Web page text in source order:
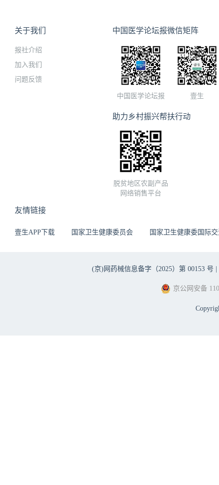
关于我们
报社介绍
加入我们
问题反馈
中国医学论坛报微信矩阵
中国医学论坛报 壹生
助力乡村振兴帮扶行动
脱贫地区农副产品
网络销售平台
友情链接
壹生APP下载 国家卫生健康委员会 国家卫生健康委国际
(京)网药械信息备字（2025）第 00153 号 |
京公网安备